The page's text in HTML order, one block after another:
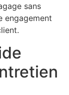
sans
engagement